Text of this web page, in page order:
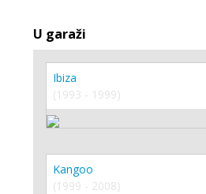
U garaži
Ibiza
(1993 - 1999)
Kangoo
(1999 - 2008)